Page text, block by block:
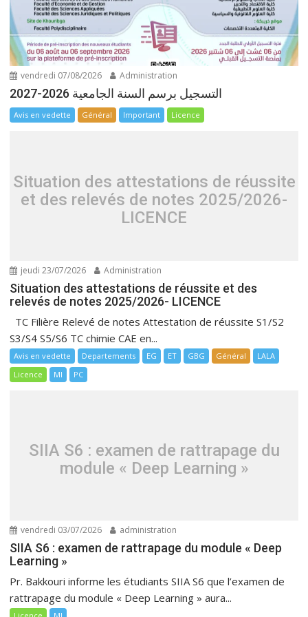
vendredi 07/08/2026 Administration
التسجيل برسم السنة الجامعية 2026-2027
Avis en vedette Général Important Licence
Situation des attestations de réussite
et des relevés de notes 2025/2026-
LICENCE
jeudi 23/07/2026 Administration
Situation des attestations de réussite et des
relevés de notes 2025/2026- LICENCE
TC Filière Relevé de notes Attestation de réussite S1/S2
S3/S4 S5/S6 TC chimie CAE en...
Avis en vedette Departements EG ET GBG Général
LALA
Licence
MI PC
SIIA S6 : examen de rattrapage du
module « Deep Learning »
vendredi 03/07/2026 administration
SIIA S6 : examen de rattrapage du module « Deep
Learning »
Pr. Bakkouri informe les étudiants SIIA S6 que l’examen de
rattrapage du module « Deep Learning » aura...